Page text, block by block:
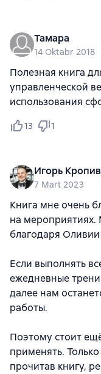
Тамара
14 Oktabr 2018
Полезная книга
управленческой
использования
13 1
Игорь
7 Mart 2023
Книга мне очень
на мероприятиях.
благодаря
Если выполнять
ежедневные
далее нам
работы.
Поэтому стоит
применять.
прочитав книгу,